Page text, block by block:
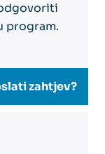
program.
zahtjev?